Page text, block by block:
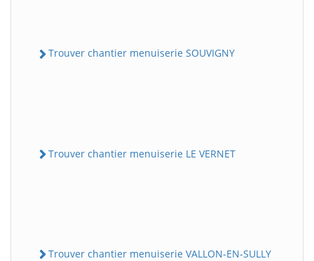
Trouver chantier menuiserie SOUVIGNY
Trouver chantier menuiserie LE VERNET
Trouver chantier menuiserie VALLON-EN-SULLY